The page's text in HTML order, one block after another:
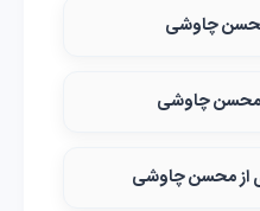
محسن چاوشی
محسن چاوشی
از محسن چاوشی